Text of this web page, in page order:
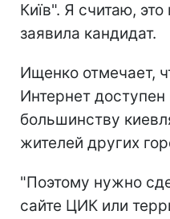
Київ". Я считаю,
заявила кандидат.
Ищенко отмечает,
Интернет
большинству
жителей других
"Поэтому нужно
сайте ЦИК или